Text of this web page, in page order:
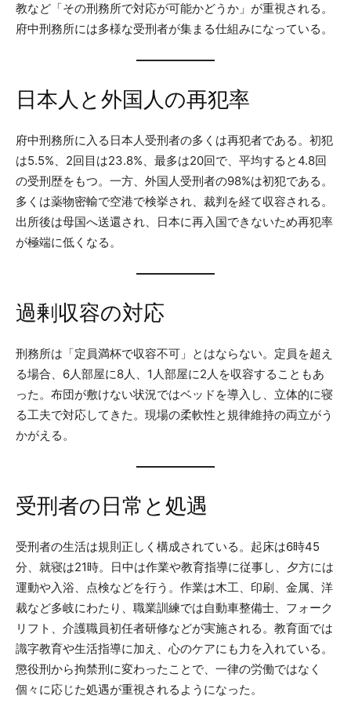
教など「その刑務所で対応が可能かどうか」が重視される。
府中刑務所には多様な受刑者が集まる仕組みになっている。
日本人と外国人の再犯率
府中刑務所に入る日本人受刑者の多くは再犯者である。初犯
は5.5%、2回目は23.8%、最多は20回で、平均すると4.8回
の受刑歴をもつ。一方、外国人受刑者の98%は初犯である。
多くは薬物密輸で空港で検挙され、裁判を経て収容される。
出所後は母国へ送還され、日本に再入国できないため再犯率
が極端に低くなる。
過剰収容の対応
刑務所は「定員満杯で収容不可」とはならない。定員を超え
る場合、6人部屋に8人、1人部屋に2人を収容することもあ
った。布団が敷けない状況ではベッドを導入し、立体的に寝
る工夫で対応してきた。現場の柔軟性と規律維持の両立がう
かがえる。
受刑者の日常と処遇
受刑者の生活は規則正しく構成されている。起床は6時45
分、就寝は21時。日中は作業や教育指導に従事し、夕方には
運動や入浴、点検などを行う。作業は木工、印刷、金属、洋
裁など多岐にわたり、職業訓練では自動車整備士、フォーク
リフト、介護職員初任者研修などが実施される。教育面では
識字教育や生活指導に加え、心のケアにも力を入れている。
懲役刑から拘禁刑に変わったことで、一律の労働ではなく
個々に応じた処遇が重視されるようになった。